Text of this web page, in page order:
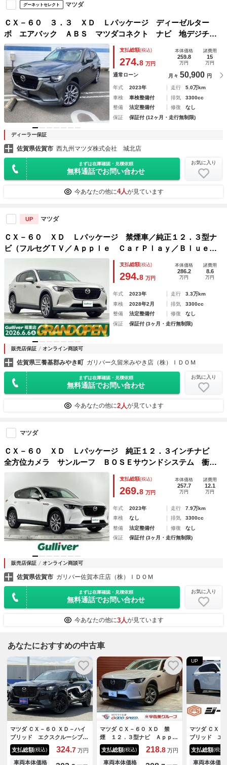
グーネットセレクト マツダ
ＣＸ－６０ ３．３ ＸＤ Ｌパッケージ ディーゼルター
ボ エアバック ＡＢＳ マツダコネクト ナビ 地デジチュ
ーナー 電動リヤゲート Ｓヒーター パワーシート 本革
クルーズコントロール ＴＶ ＬＥＤヘッドライト キーレ
ス ＥＴＣ 記録簿 盗難防止装置 ＡＷ
支払総額(税込)
274.8 万円
本体価格
259.8
万円
諸費用
15
万円
通常ローン 月々 50,900 円
年式 2023年 走行
5.0万km
車検
車検整備付 排気
3300cc
整備
法定整備付 修復
なし
保証
保証付 (12ヶ月・走行無制限)
ディーラー保証
佐賀県佐賀市 西九州マツダ株式会社 城北店
まずは在庫確認・見積依頼
無料通話でお問い合わせ
お気に入り
今あなたの他に4人が見ています
UP マツダ
ＣＸ－６０ ＸＤ Ｌパッケージ 禁煙車／純正１２．３型ナ
ビ（フルセグＴＶ／Ａｐｐｌｅ ＣａｒＰｌａｙ／Ｂｌｕｅｔ
ｏｏｔｈ）全方位カメラ／ＥＴＣ／シートヒーター／ブライン
ドスポットモニター／ヘッドアップディスプレイ／ＬＥＤヘッ
ドランプ
支払総額(税込)
294.8 万円
本体価格
286.2
万円
諸費用
8.6
万円
年式 2023年 走行
3.3万km
車検
2028年2月 排気
3300cc
整備
法定整備付 修復
なし
保証
保証付 (3ヶ月・走行無制限)
販売店保証 オンライン商談可
佐賀県三養基郡みやき町 ガリバー久留米みやき店（株）ＩＤＯＭ
まずは在庫確認・見積依頼
無料通話でお問い合わせ
お気に入り
今あなたの他に2人が見ています
マツダ
ＣＸ－６０ ＸＤ Ｌパッケージ 純正１２．３インチナビ
全方位カメラ サンルーフ ＢＯＳＥサウンドシステム 衝突
被害軽減システム レーダークルーズコントロール レーンア
シスト ブラインドスポットモニター パワーバックドア ス
ペアキー
支払総額(税込)
269.8 万円
本体価格
257.7
万円
諸費用
12.1
万円
年式 2023年 走行
7.9万km
車検
なし 排気
3300cc
整備
法定整備付 修復
なし
保証
保証付 (3ヶ月・走行無制限)
販売店保証 オンライン商談可
佐賀県佐賀市 ガリバー佐賀本庄店（株）ＩＤＯＭ
まずは在庫確認・見積依頼
無料通話でお問い合わせ
お気に入り
今あなたの他に3人が見ています
あなたにおすすめの中古車
マツダ ＣＸ－６０ ＸＤ－ハイ
ブリッド エクスクルーシブス
ポーツ ワンオーナー・ｉ－Ａ
ＣＴＩＶＳＥＮＳＥ・ＢＯＳ
Ｅ・フルセグナビ・全周囲カメ
支払総額(税込) 324.7 万円
車両本体価格
マツダ ＣＸ－６０ ＸＤ 禁
煙 １２．３型ナビ Ａｐｐｌ
ｅ ＣａｒＰｌａｙ バックカ
メラ サイドカメラ ブライン
ドスポットモニター クリアラ
支払総額(税込) 218.8 万円
車両本体価格
UP
マツダ ＣＸ－
ブリッド エ
ポーツ 禁煙
ンド 純正１
ビ フルセグ
支払総額(税込)
車両本体価格